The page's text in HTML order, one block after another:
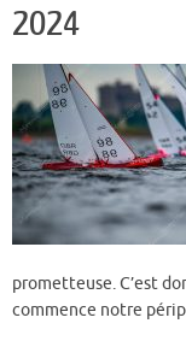
2024
prometteuse. C’est
commence notre